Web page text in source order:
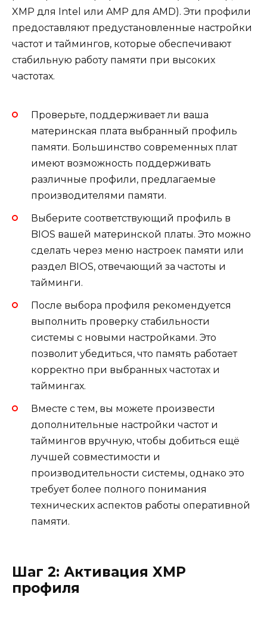
XMP для Intel или AMP для AMD). Эти профили
предоставляют предустановленные настройки
частот и таймингов, которые обеспечивают
стабильную работу памяти при высоких
частотах.
Проверьте, поддерживает ли ваша
материнская плата выбранный профиль
памяти. Большинство современных плат
имеют возможность поддерживать
различные профили, предлагаемые
производителями памяти.
Выберите соответствующий профиль в
BIOS вашей материнской платы. Это можно
сделать через меню настроек памяти или
раздел BIOS, отвечающий за частоты и
тайминги.
После выбора профиля рекомендуется
выполнить проверку стабильности
системы с новыми настройками. Это
позволит убедиться, что память работает
корректно при выбранных частотах и
таймингах.
Вместе с тем, вы можете произвести
дополнительные настройки частот и
таймингов вручную, чтобы добиться ещё
лучшей совместимости и
производительности системы, однако это
требует более полного понимания
технических аспектов работы оперативной
памяти.
Шаг 2: Активация XMP
профиля